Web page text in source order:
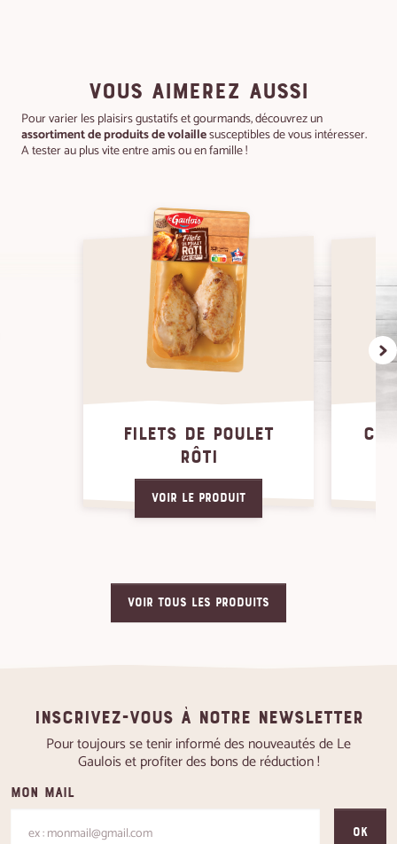
VOUS AIMEREZ AUSSI
Pour varier les plaisirs gustatifs et gourmands, découvrez un
assortiment de produits de volaillesusceptibles de vous intéresser.
A tester au plus vite entre amis ou en famille !
FILETS DE POULET
RÔTI
Voir le produit
VOIR TOUS LES PRODUITS
Inscrivez-vous à notre newsletter
Pour toujours se tenir informé des nouveautés de Le
Gaulois et profiter des bons de réduction !
Mon mail
OK